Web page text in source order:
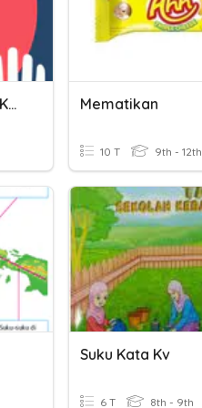
KUIZ JAWI SUKU KATA TERBUKA 2 Mematikan
10 T 9th - 12th
Suku Kata Kv
6 T 8th - 9th